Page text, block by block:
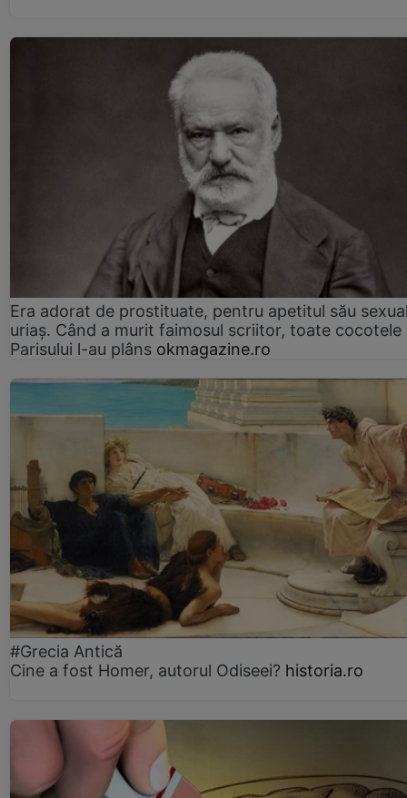
Era adorat de prostituate, pentru apetitul său
uriaș. Când a murit faimosul scriitor, toate cocotele
Parisului l-au plâns okmagazine.ro
#Grecia Antică
Cine a fost Homer, autorul Odiseei? historia.ro